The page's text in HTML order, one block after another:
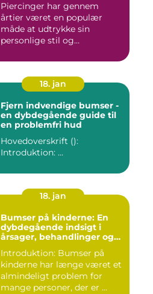
Piercinger har gennem
årtier været en populær
måde at udtrykke sin
personlige stil og
18. jan
Fjern indvendige bumser -
en dybdegående guide til
en problemfri hud
Hovedoverskrift ():
Introduktion: ...
18. jan
Bumser på kinderne: En
dybdegående indsigt i
årsager, behandlinger og
Introduktion: Bumser på
kinderne har længe været et
almindeligt problem for
mange personer, der er ...